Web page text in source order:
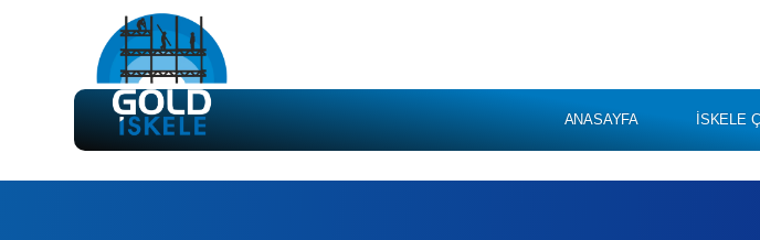
ANASAYFA İSKELE